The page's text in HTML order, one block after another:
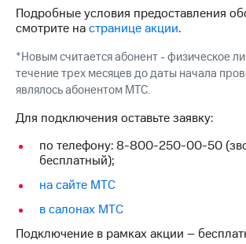
Оформить
eSIM
SIM-
карта
для
иностранцев
чистый
номер
Выбрать
красивый
номер
МТС
Деньги
Выберите
и подключите
ТВ
тарифом
Тарифы
Интернет,
ТВ и телефон
для дома
Подробные условия предоставления
смотрите настранице акции.
*Новым считается абонент - физическое
течение трех месяцев до даты начала
являлось абонентом МТС.
Для подключения оставьте заявку:
по телефону: 8-800-250-00-50
бесплатный);
на сайте МТС
в салонах МТС
Подключение в рамках акции –